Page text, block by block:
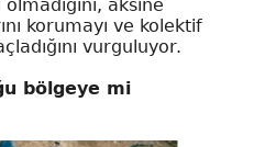
aksine
korumayı ve kolektif
vurguluyor.
bölgeye mi